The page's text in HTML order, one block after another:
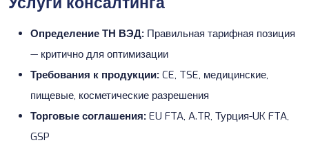
Определение ТН ВЭД: Правильная тарифная позиция
— критично для оптимизации
Требования к продукции: CE, TSE, медицинские,
пищевые, косметические разрешения
Торговые соглашения: EU FTA, A.TR, Турция-UK FTA,
GSP